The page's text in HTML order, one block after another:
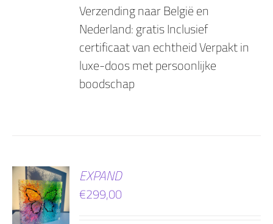
Verzending naar België en
Nederland: gratis Inclusief
certificaat van echtheid Verpakt in
luxe-doos met persoonlijke
boodschap
EXPAND
€299,00